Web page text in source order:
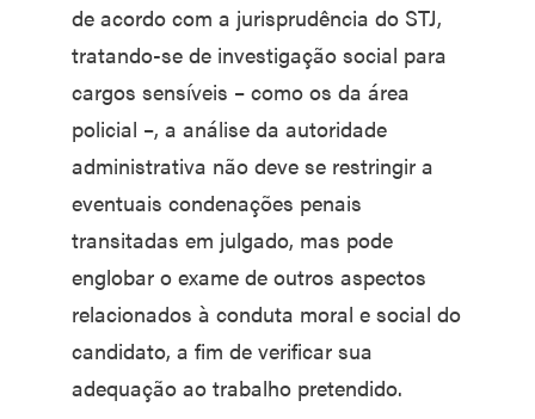
de acordo com a jurisprudência do STJ,
tratando-se de investigação social para
cargos sensíveis – como os da área
policial –, a análise da autoridade
administrativa não deve se restringir a
eventuais condenações penais
transitadas em julgado, mas pode
englobar o exame de outros aspectos
relacionados à conduta moral e social do
candidato, a fim de verificar sua
adequação ao trabalho pretendido.